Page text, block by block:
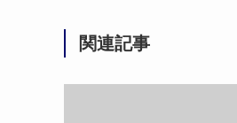
関連記事